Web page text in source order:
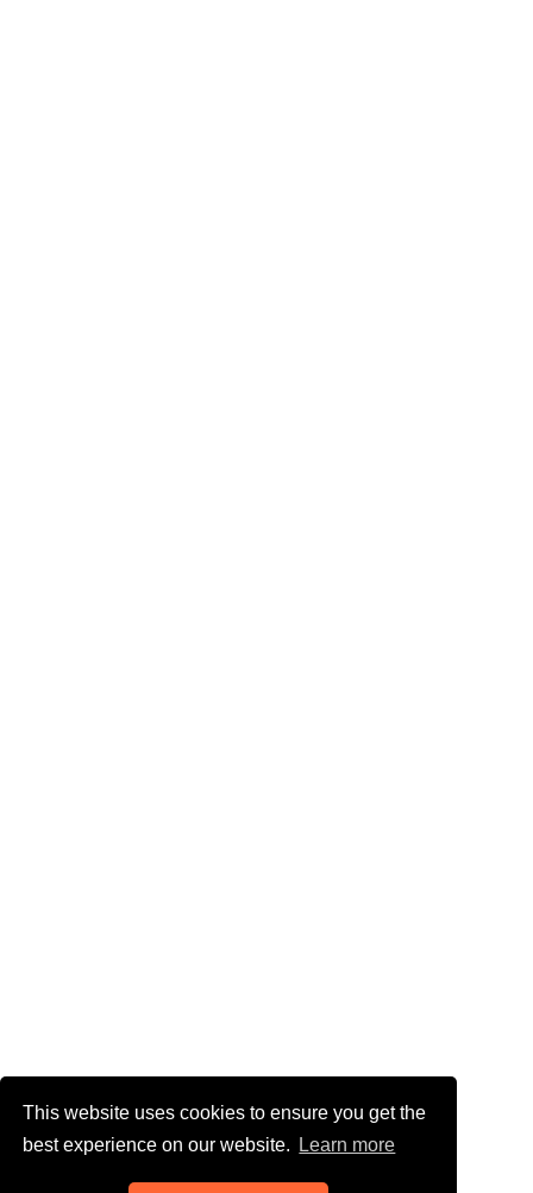
This website uses cookies to ensure you get the
best experience on our website.
Learn more